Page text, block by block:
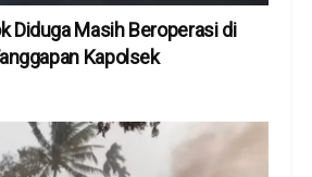
Diduga Masih Beroperasi di
Kapolsek